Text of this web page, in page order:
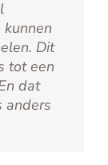
Dit
tot een
dat
anders